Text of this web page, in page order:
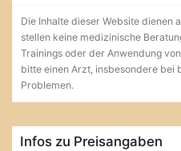
Die Inhalte dieser Website dienen
stellen keine medizinische
Trainings oder der Anwendung
bitte einen Arzt, insbesondere bei
Problemen.
Infos zu Preisangaben